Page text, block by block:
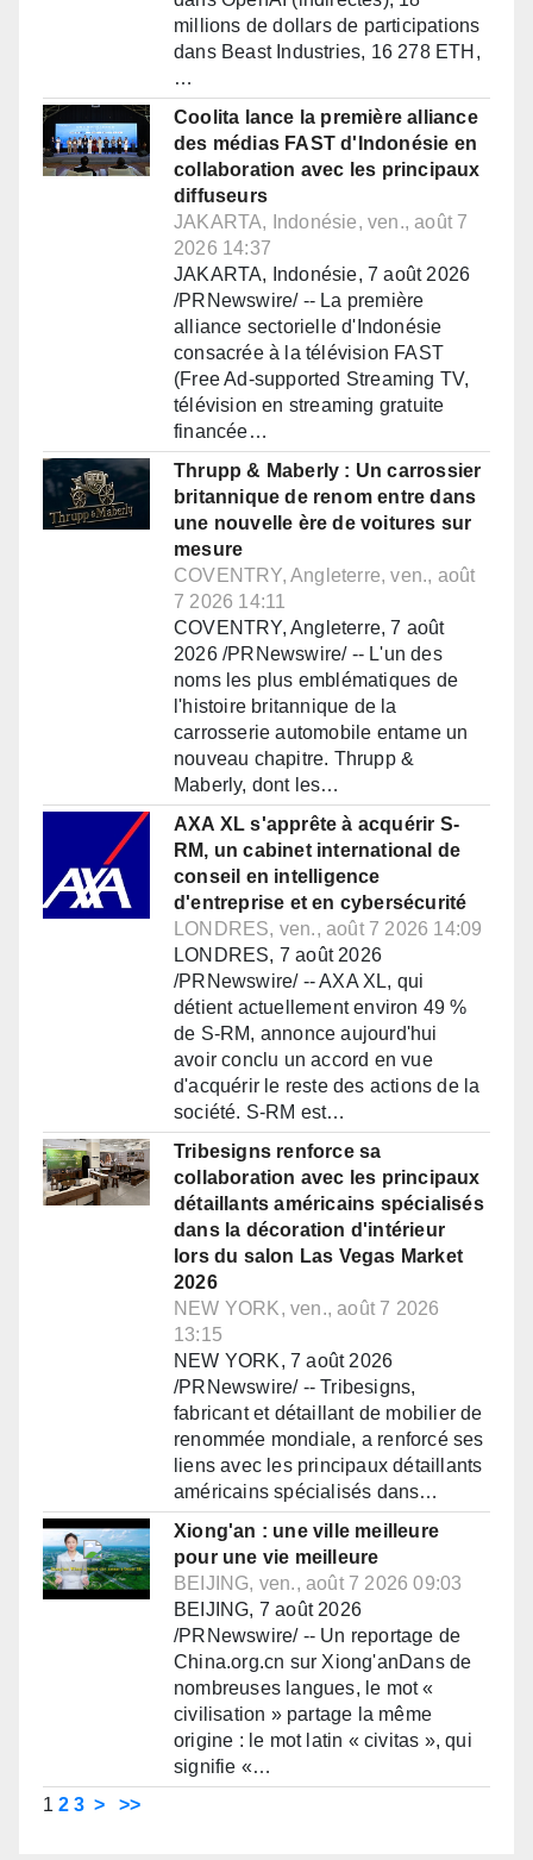
millions de dollars de participations
dans Beast Industries, 16 278 ETH,
…
Coolita lance la première alliance
des médias FAST d'Indonésie en
collaboration avec les principaux
diffuseurs
JAKARTA, Indonésie, ven., août 7
2026 14:37
JAKARTA, Indonésie, 7 août 2026
/PRNewswire/ -- La première
alliance sectorielle d'Indonésie
consacrée à la télévision FAST
(Free Ad-supported Streaming TV,
télévision en streaming gratuite
financée…
Thrupp & Maberly : Un carrossier
britannique de renom entre dans
une nouvelle ère de voitures sur
mesure
COVENTRY, Angleterre, ven., août
7 2026 14:11
COVENTRY, Angleterre, 7 août
2026 /PRNewswire/ -- L'un des
noms les plus emblématiques de
l'histoire britannique de la
carrosserie automobile entame un
nouveau chapitre. Thrupp &
Maberly, dont les…
AXA XL s'apprête à acquérir S-
RM, un cabinet international de
conseil en intelligence
d'entreprise et en cybersécurité
LONDRES, ven., août 7 2026 14:09
LONDRES, 7 août 2026
/PRNewswire/ -- AXA XL, qui
détient actuellement environ 49 %
de S-RM, annonce aujourd'hui
avoir conclu un accord en vue
d'acquérir le reste des actions de la
société. S-RM est…
Tribesigns renforce sa
collaboration avec les principaux
détaillants américains spécialisés
dans la décoration d'intérieur
lors du salon Las Vegas Market
2026
NEW YORK, ven., août 7 2026
13:15
NEW YORK, 7 août 2026
/PRNewswire/ -- Tribesigns,
fabricant et détaillant de mobilier de
renommée mondiale, a renforcé ses
liens avec les principaux détaillants
américains spécialisés dans…
Xiong'an : une ville meilleure
pour une vie meilleure
BEIJING, ven., août 7 2026 09:03
BEIJING, 7 août 2026
/PRNewswire/ -- Un reportage de
China.org.cn sur Xiong'anDans de
nombreuses langues, le mot «
civilisation » partage la même
origine : le mot latin « civitas », qui
signifie «…
1 2 3 > >>